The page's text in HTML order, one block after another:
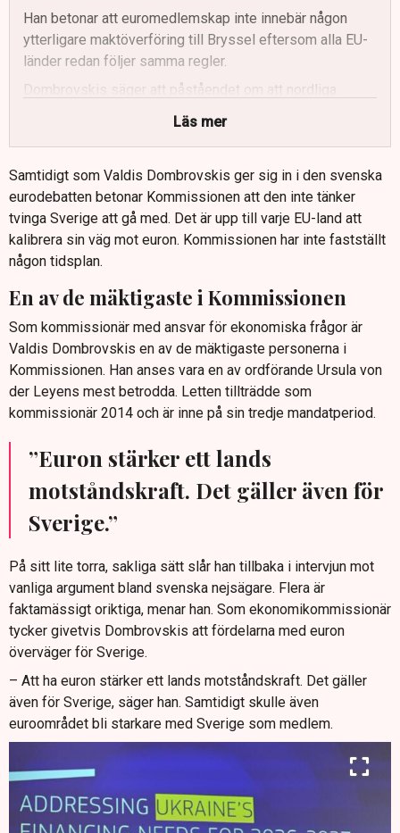
Han betonar att euromedlemskap inte innebär någon
ytterligare maktöverföring till Bryssel eftersom alla EU-
länder redan följer samma regler.
Dombrovskis säger att påståendet om att nordliga
skattebetalare tvingats rädda skuldsatta euroländer är
euroområdet och att svensk ekonomisk politik i
praktiken ligger i linje med vad som krävs för
euromedlemskap.
Argumentet om att kronan och egen ränta är avgörande i
mot Sverige är osannolika.
Avslutningsvis beskriver han euron som både en
ekonomisk fördel och menar att ett svenskt
euromedlemskap bör ses i ljuset av ett alltmer osäkert
omvärldsläge.
Läs mer
Samtidigt som Valdis Dombrovskis ger sig in i den svenska
eurodebatten betonar Kommissionen att den inte tänker
tvinga Sverige att gå med. Det är upp till varje EU-land att
kalibrera sin väg mot euron. Kommissionen har inte fastställt
någon tidsplan.
En av de mäktigaste i Kommissionen
Som kommissionär med ansvar för ekonomiska frågor är
Valdis Dombrovskis en av de mäktigaste personerna i
Kommissionen. Han anses vara en av ordförande Ursula von
der Leyens mest betrodda. Letten tillträdde som
kommissionär 2014 och är inne på sin tredje mandatperiod.
”Euron stärker ett lands
motståndskraft. Det gäller även för
Sverige.”
På sitt lite torra, sakliga sätt slår han tillbaka i intervjun mot
vanliga argument bland svenska nejsägare. Flera är
faktamässigt oriktiga, menar han. Som ekonomikommissionär
tycker givetvis Dombrovskis att fördelarna med euron
överväger för Sverige.
– Att ha euron stärker ett lands motståndskraft. Det gäller
även för Sverige, säger han. Samtidigt skulle även
euroområdet bli starkare med Sverige som medlem.